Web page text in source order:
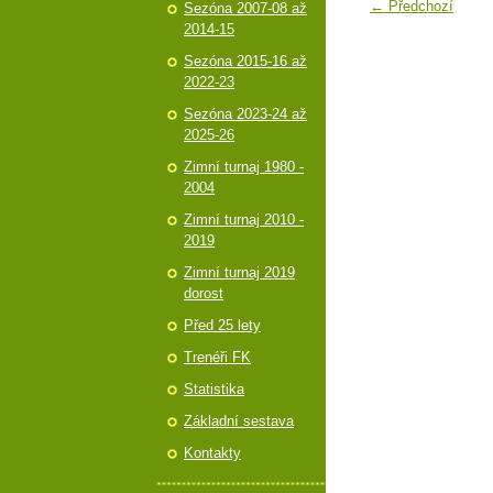
← Předchozí
Sezóna 2007-08 až
2014-15
Sezóna 2015-16 až
2022-23
Sezóna 2023-24 až
2025-26
Zimní turnaj 1980 -
2004
Zimní turnaj 2010 -
2019
Zimní turnaj 2019
dorost
Před 25 lety
Trenéři FK
Statistika
Základní sestava
Kontakty